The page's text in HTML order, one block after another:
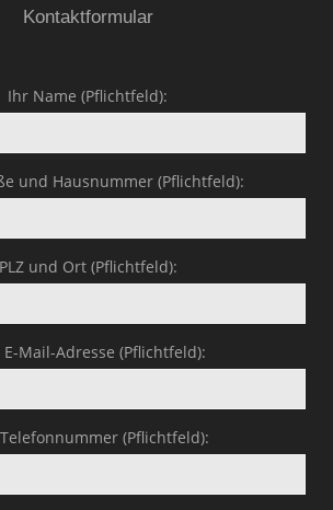
Kontaktformular
Ihr Name (Pflichtfeld):
und Hausnummer (Pflichtfeld):
PLZ und Ort (Pflichtfeld):
E-Mail-Adresse (Pflichtfeld):
(Pflichtfeld):